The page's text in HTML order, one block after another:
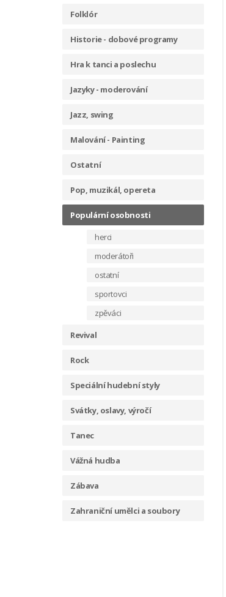
Folklór
Historie - dobové programy
Hra k tanci a poslechu
Jazyky - moderování
Jazz, swing
Malování - Painting
Ostatní
Pop, muzikál, opereta
Populární osobnosti
herci
moderátoři
ostatní
sportovci
zpěváci
Revival
Rock
Speciální hudební styly
Svátky, oslavy, výročí
Tanec
Vážná hudba
Zábava
Zahraniční umělci a soubory